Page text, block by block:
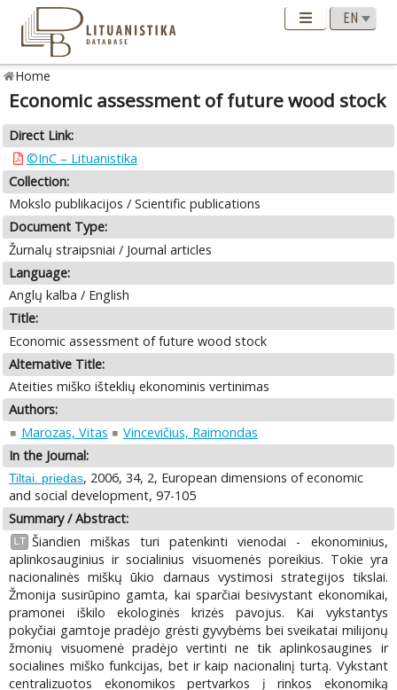
Home
Economic assessment of future wood stock
Direct Link:
©InC – Lituanistika
Collection:
Mokslo publikacijos / Scientific publications
Document Type:
Žurnalų straipsniai / Journal articles
Language:
Anglų kalba / English
Title:
Economic assessment of future wood stock
Alternative Title:
Ateities miško išteklių ekonominis vertinimas
Authors:
Marozas, Vitas
Vincevičius, Raimondas
In the Journal:
Tiltai. priedas, 2006, 34, 2, European dimensions of economic
and social development, 97-105
Summary / Abstract:
LT Šiandien miškas turi patenkinti vienodai - ekonominius,
aplinkosauginius ir socialinius visuomenės poreikius. Tokie yra
nacionalinės miškų ūkio darnaus vystimosi strategijos tikslai.
Žmonija susirūpino gamta, kai sparčiai besivystant ekonomikai,
pramonei iškilo ekologinės krizės pavojus. Kai vykstantys
pokyčiai gamtoje pradėjo grėsti gyvybėms bei sveikatai milijonų
žmonių visuomenė pradėjo vertinti ne tik aplinkosaugines ir
socialines miško funkcijas, bet ir kaip nacionalinį turtą. Vykstant
centralizuotos ekonomikos pertvarkos į rinkos ekonomiką